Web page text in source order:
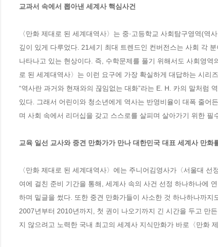
교과서 속에서 뽑아낸 세계사 핵심사건
〈만화 제대로 된 세계대역사〉는 중·고등학교 사회탐구영역(
깊이 있게 다루었다. 21세기 최대 트렌드인 컨버전스는 사회 각
나타나고 있는 현상이다. 즉, 수학문제를 풀기 위해서도 사회영
로 된 세계대역사〉는 이런 요구에 가장 확실하게 대답하는 시리
“역사란 과거와 현재와의 끊임없는 대화”라는 E. H. 카의 말처럼
있다. 그래서 어린이와 청소년에게 역사는 반영비율이 대폭 줄어
며 사회 속에서 리더십을 갖고 스스로를 살피며 살아가기 위한 필
교육 일선 교사와 중견 만화가가 만나 대한민국 대표 세계사 만화
〈만화 제대로 된 세계대역사〉에는 주니어김영사가〈서울대
여에 걸친 준비 기간을 통해, 세계사 속의 사건 선정 하나하나에
하며 밑글을 썼다. 또한 중견 만화가들이 사소한 것 하나하나까
2007년부터 2010년까지, 첫 권이 나오기까지 긴 시간을 두고 만
지 않으려고 노력한 국내 최고의 세계사 지식만화가 바로〈만화